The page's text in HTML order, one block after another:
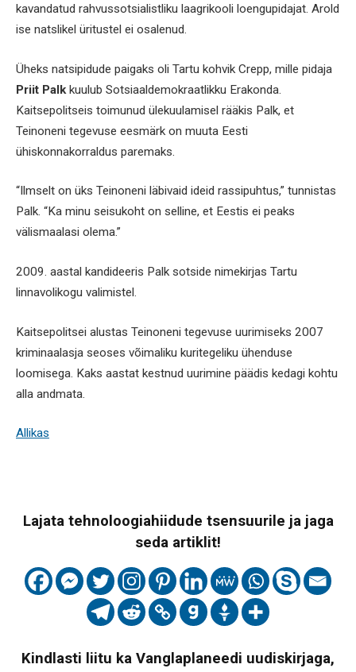
kavandatud rahvussotsialistliku laagrikooli loengupidajat. Arold
ise natslikel üritustel ei osalenud.
Üheks natsipidude paigaks oli Tartu kohvik Crepp, mille pidaja
Priit Palkkuulub Sotsiaaldemokraatlikku Erakonda.
Kaitsepolitseis toimunud ülekuulamisel rääkis Palk, et
Teinoneni tegevuse eesmärk on muuta Eesti
ühiskonnakorraldus paremaks.
“Ilmselt on üks Teinoneni läbivaid ideid rassipuhtus,” tunnistas
Palk. “Ka minu seisukoht on selline, et Eestis ei peaks
välismaalasi olema.”
2009. aastal kandideeris Palk sotside nimekirjas Tartu
linnavolikogu valimistel.
Kaitsepolitsei alustas Teinoneni tegevuse uurimiseks 2007
kriminaalasja seoses võimaliku kuritegeliku ühenduse
loomisega. Kaks aastat kestnud uurimine päädis kedagi kohtu
alla andmata.
Allikas
Lajata tehnoloogiahiidude tsensuurile ja jaga
seda artiklit!
Kindlasti liitu ka Vanglaplaneedi uudiskirjaga,